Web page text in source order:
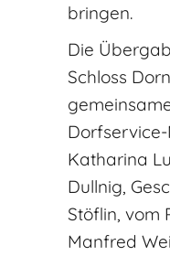
bringen.
Die
Schloss
Katharina
Dullnig,
Stöflin, vom
Manfred